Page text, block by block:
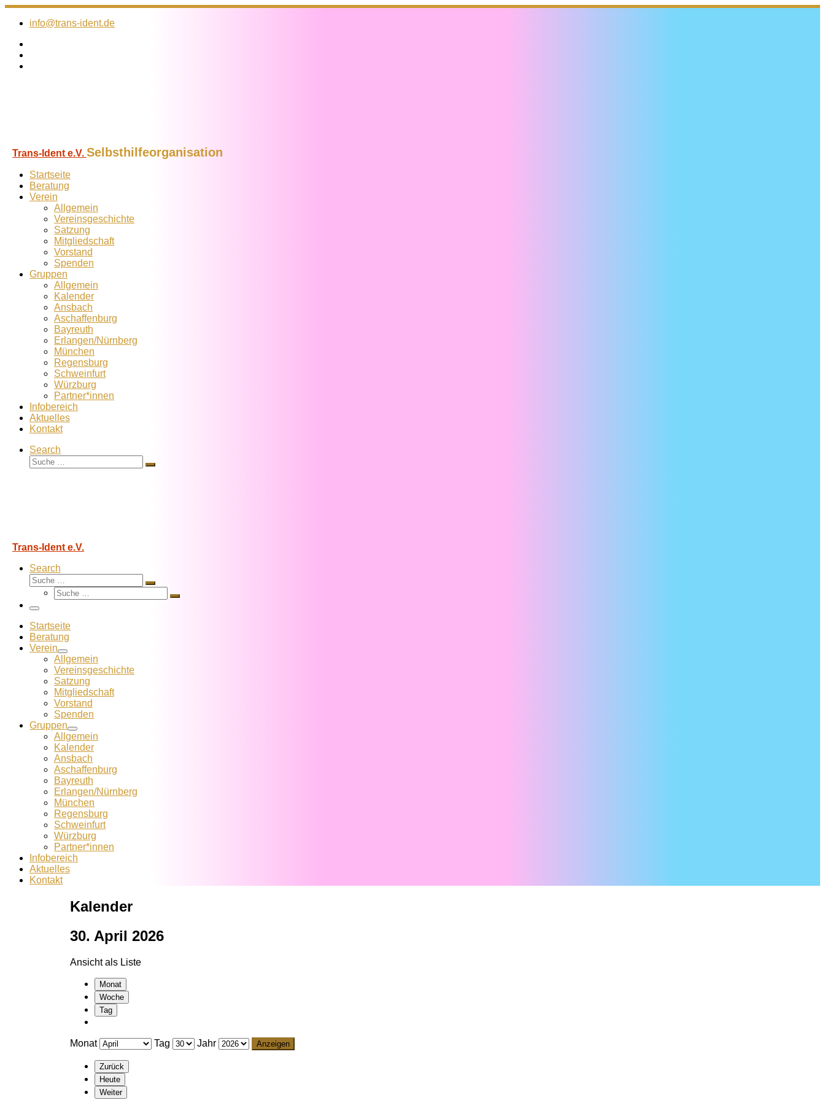
Zum
Inhalt
info@trans-ident.de
Trans-Ident e.V. Selbsthilfeorganisation
Startseite
Beratung
Verein
Allgemein
Vereins­geschichte
Satzung
Mitglied­schaft
Vorstand
Spenden
Gruppen
Allgemein
Kalender
Ansbach
Aschaffenburg
Bayreuth
Erlangen/Nürnberg
München
Regensburg
Schweinfurt
Würzburg
Partner*innen
Infobereich
Aktuelles
Kontakt
Search
Suche
Suche
Trans-Ident e.V.
Search
Suche
Suche
Suche
Suche
Menü
Startseite
Beratung
Verein
Allgemein
Vereins­geschichte
Satzung
Mitglied­schaft
Vorstand
Spenden
Gruppen
Allgemein
Kalender
Ansbach
Aschaffenburg
Bayreuth
Erlangen/Nürnberg
München
Regensburg
Schweinfurt
Würzburg
Partner*innen
Infobereich
Aktuelles
Kontakt
Kalender
30. April 2026
Ansicht als Liste
Monat
Woche
Tag
Monat Tag Jahr
Zurück
Heute
Weiter